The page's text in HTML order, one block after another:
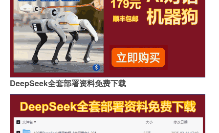
DeepSeek全套部署资料免费下载